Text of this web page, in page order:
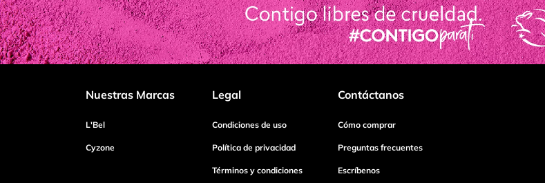
Nuestras Marcas
L'Bel
Cyzone
Legal
Condiciones de uso
Política de privacidad
Términos y condiciones
Contáctanos
Cómo comprar
Preguntas frecuentes
Escríbenos